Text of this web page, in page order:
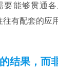
要能够贯通
有配套的应
结果，而